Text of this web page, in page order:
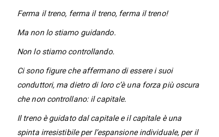
Ferma il treno, ferma il treno, ferma il treno!
Ma non lo stiamo guidando.
Non lo stiamo controllando.
Ci sono figure che affermano di essere i suoi
conduttori, ma dietro di loro c’è una forza più oscura
che non controllano: il capitale.
Il treno è guidato dal capitale e il capitale è una
spinta irresistibile per l’espansione individuale, per il